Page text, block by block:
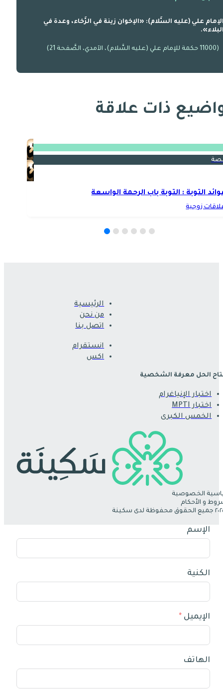
علي (عليه السَّلام): «الإخوان زينة في الرَّخاء، وعدة في
(11000 حكمة للإمام علي (عليه السَّلام)، الآمدي، الصَّفحة 21)
ذات علاقة
التوبة : التوبة باب الرحمة الواسعة
زوجية
الرئيسية
من نحن
اتصل بنا
انستقرام
اكس
الحل معرفة الشخصية
اختبار الإنياغرام
اختبار MPTI
الخمس الكبرى
الخصوصية
و الأحكام
الإسم
الكنية
الإيميل
الهاتف